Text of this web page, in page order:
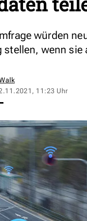
würden
stellen, wenn
11:23 Uhr